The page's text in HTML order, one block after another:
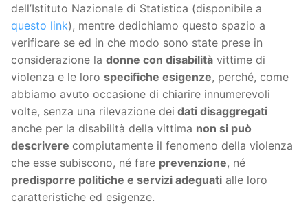
dell’Istituto Nazionale di Statistica (disponibile a
questo link), mentre dedichiamo questo spazio a
verificare se ed in che modo sono state prese in
considerazione la donne con disabilità vittime di
violenza e le loro specifiche esigenze, perché, come
abbiamo avuto occasione di chiarire innumerevoli
volte, senza una rilevazione dei dati disaggregati
anche per la disabilità della vittima non si può
descrivere compiutamente il fenomeno della violenza
che esse subiscono, né fare prevenzione, né
predisporre politiche e servizi adeguati alle loro
caratteristiche ed esigenze.